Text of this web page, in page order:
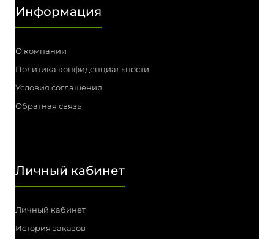
Информация
О компании
Политика конфиденциальности
Условия соглашения
Обратная связь
Личный кабинет
Личный кабинет
История заказов